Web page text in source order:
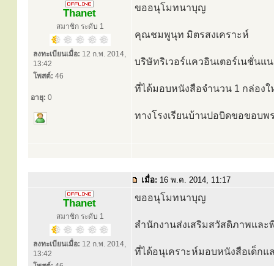
Thanet
สมาชิก ระดับ 1
ลงทะเบียนเมื่อ: 12 ก.พ. 2014,
13:42
โพสต์: 46
อายุ: 0
ขออนุโมทนาบุญ
คุณชมพูนุท มิตรสงเคราะห์
บริษัทริเวอร์แควอินเตอร์เนชั่นแ
ที่ได้มอบหนังสือจำนวน 1 กล่อง
ทางโรงเรียนบ้านปอบิดขอขอบ
เมื่อ: 16 พ.ค. 2014, 11:17
Thanet
สมาชิก ระดับ 1
ลงทะเบียนเมื่อ: 12 ก.พ. 2014,
13:42
ขออนุโมทนาบุญ
สำนักงานส่งเสริมสวัสดิภาพและ
ที่ได้อนุเคราะห์มอบหนังสือเด็กแ